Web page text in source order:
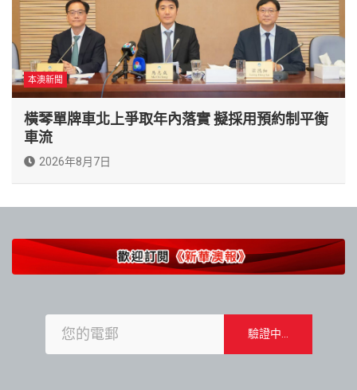
本澳新聞
橫琴單牌車北上爭取年內落實 擬採用預約制平衡
車流
2026年8月7日